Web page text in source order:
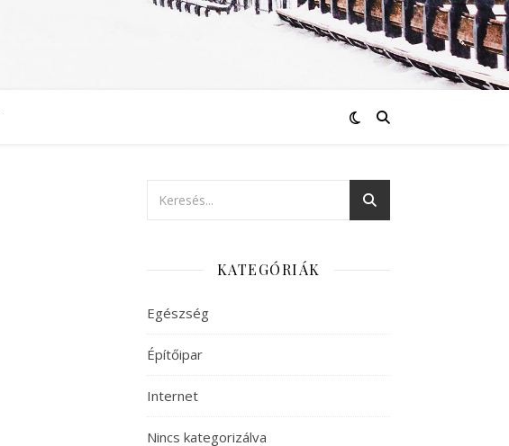
KATEGÓRIÁK
Egészség
Építőipar
Internet
Nincs kategorizálva